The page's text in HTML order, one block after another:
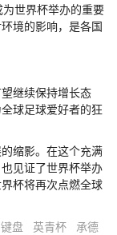
世界杯举办的重要
境的影响，是各国
继续保持增长态
球足球爱好者的狂
缩影。在这个充满
见证了世界杯举办
杯将再次点燃全球
键盘 英青杯
承德